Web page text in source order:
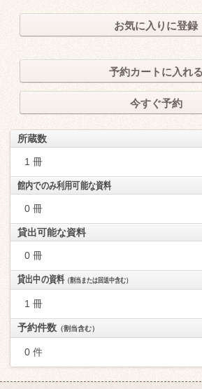
お気に入りに登録
予約カートに入れる
今すぐ予約
所蔵数
1 冊
館内でのみ利用可能な資料
0 冊
貸出可能な資料
0 冊
貸出中の資料（割当または回送中含む）
1 冊
予約件数 （割当含む）
0 件